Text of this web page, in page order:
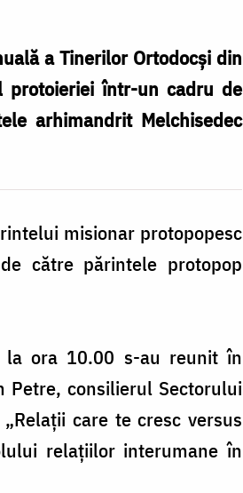
a Tinerilor Ortodocși din
protoieriei într-un cadru de
arhimandrit Melchisedec
misionar protopopesc
către părintele protopop
ora 10.00 s-au reunit în
consilierul Sectorului
care te cresc versus
relațiilor interumane în